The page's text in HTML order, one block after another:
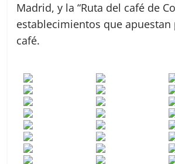
Madrid, y la “Ruta del café de
establecimientos que
café.